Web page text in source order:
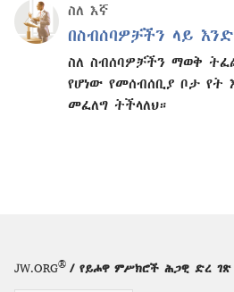
ስለ እኛ
በስብሰባዎቻችን ላይ
ስለ ስብሰባዎቻችን ማወቅ
የሆነው የመሰብሰቢያ ቦታ የት
መፈለግ ትችላለህ።
JW.ORG® / የይሖዋ ምሥክሮች ሕጋዊ ድረ ገጽ